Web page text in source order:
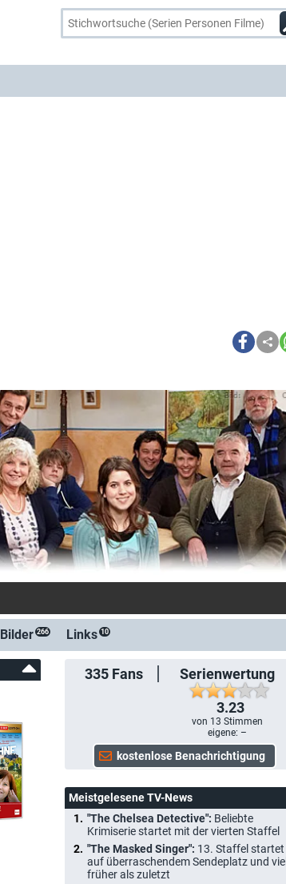
Bilder 266 Links 10
335 Fans
Serienwertung
3.23
von 13 Stimmen
eigene: –
Meistgelesene TV-News
"The Chelsea Detective": Beliebte
Krimiserie startet mit der vierten Staffel
"The Masked Singer": 13. Staffel startet
auf überraschendem Sendeplatz und viel
früher als zuletzt